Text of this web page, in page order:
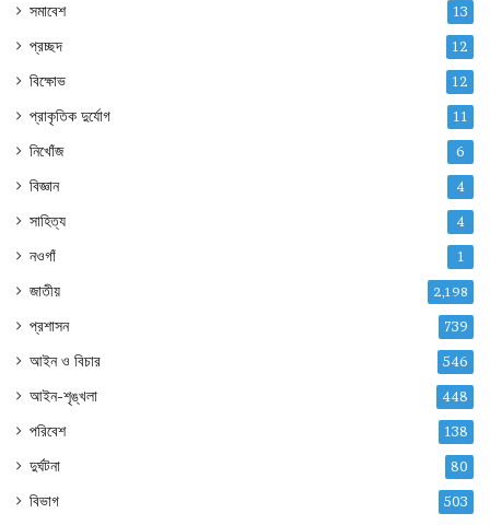
সমাবেশ 13
প্রচ্ছদ 12
বিক্ষোভ 12
প্রাকৃতিক দুর্যোগ 11
নিখোঁজ 6
বিজ্ঞান 4
সাহিত্য 4
নওগাঁ 1
জাতীয় 2,198
প্রশাসন 739
আইন ও বিচার 546
আইন-শৃঙ্খলা 448
পরিবেশ 138
দুর্ঘটনা 80
বিভাগ 503